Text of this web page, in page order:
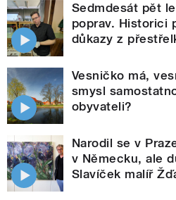
Sedmdesát pět
poprav. Historici
důkazy z
Vesničko má,
smysl
obyvateli?
Narodil se v
v Německu, ale
Slavíček malíř